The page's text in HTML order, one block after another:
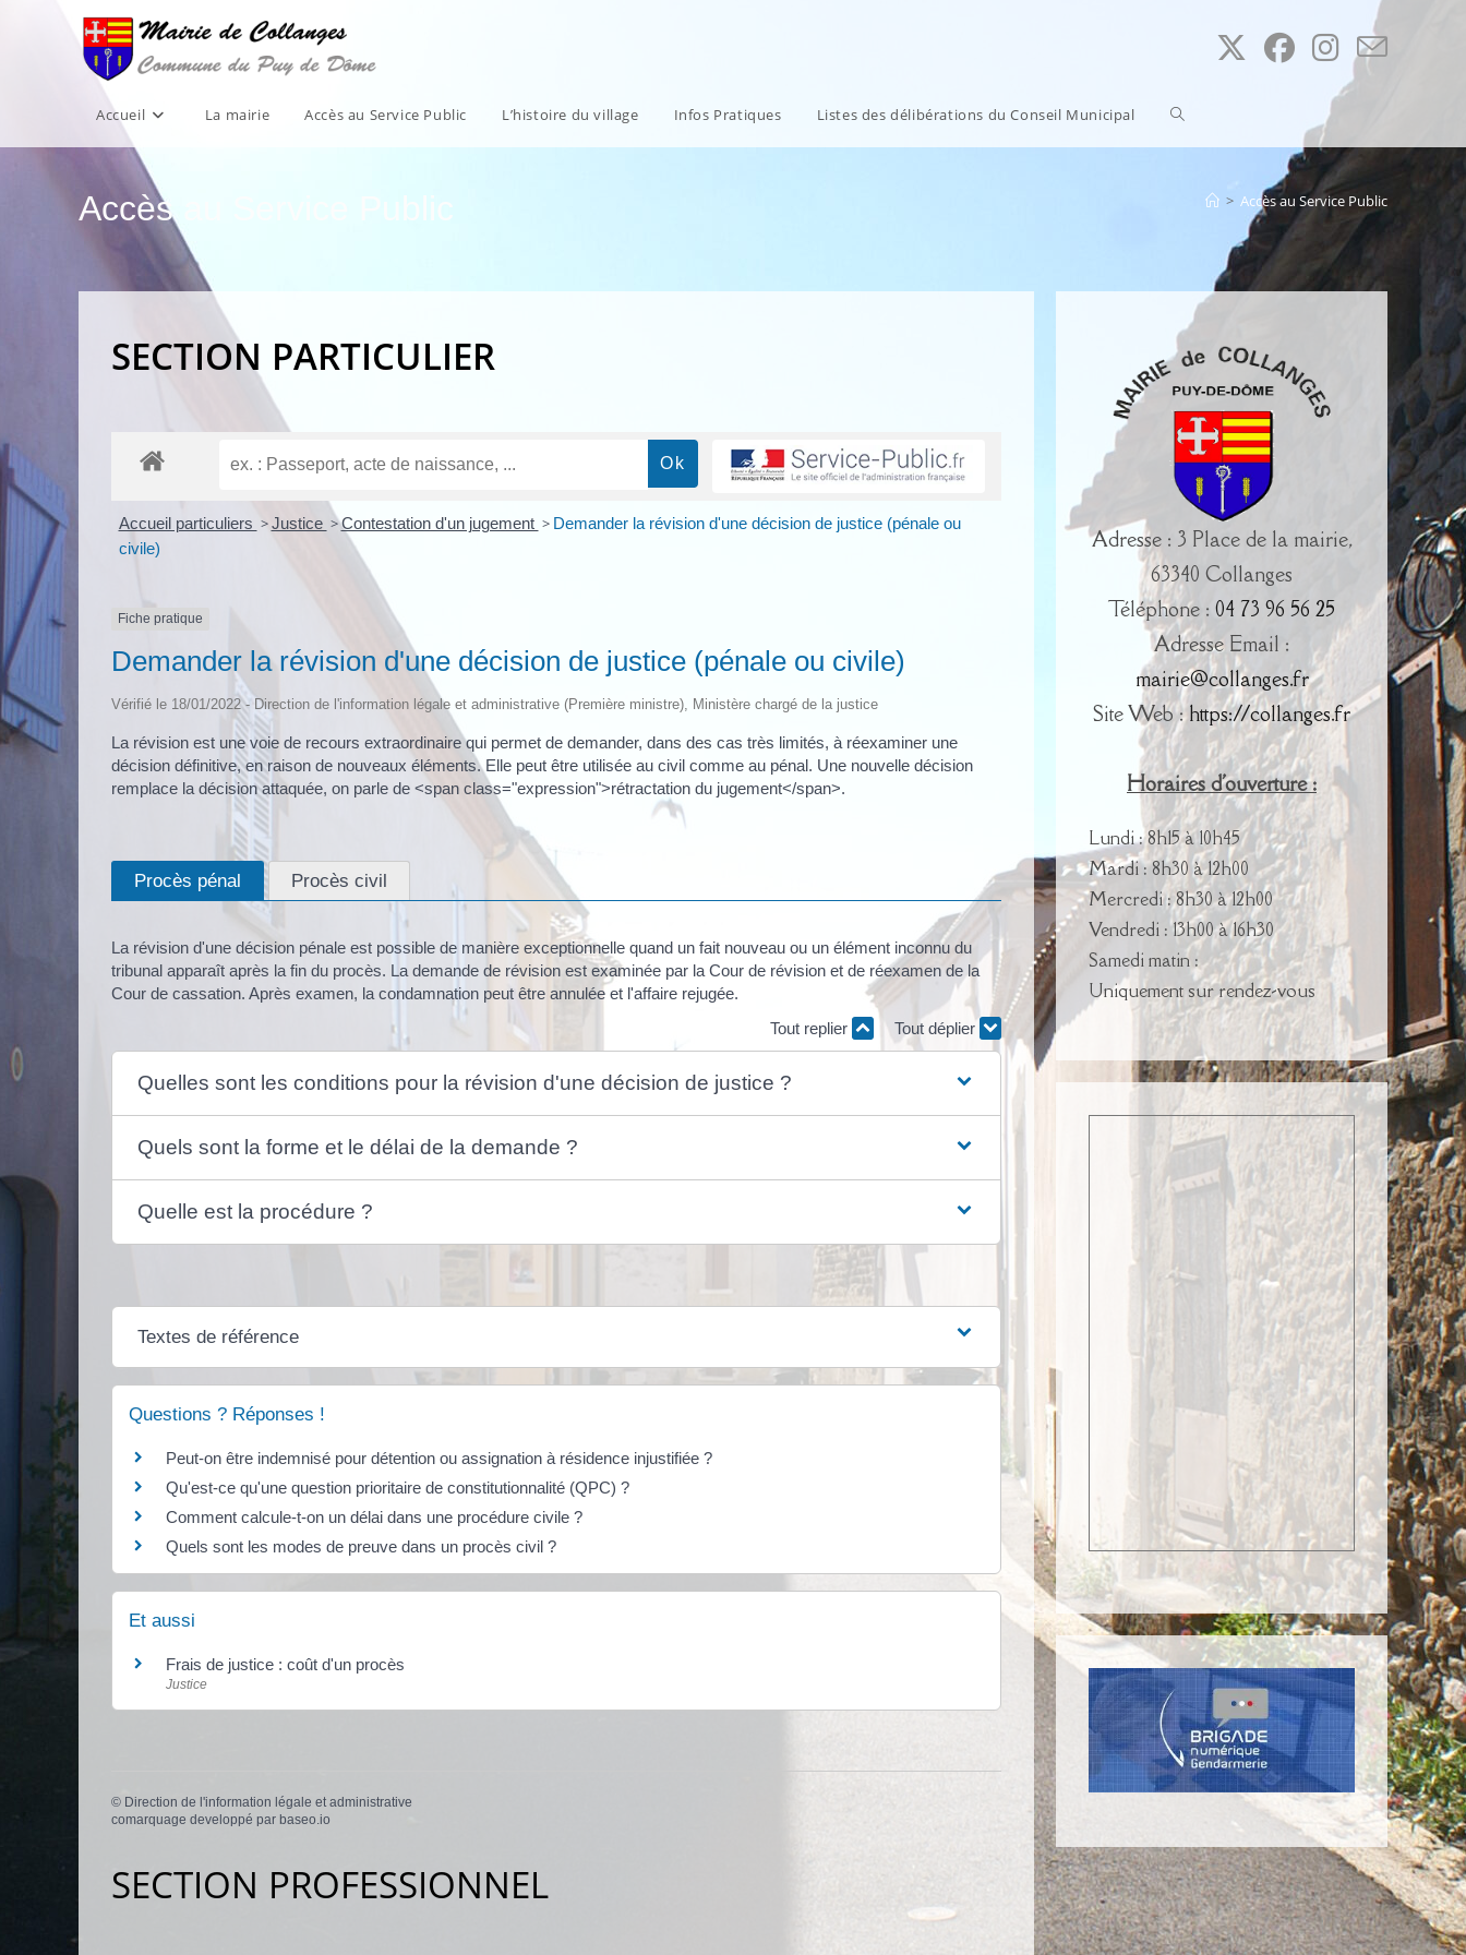
Accueil La mairie Accès au Service Public L’histoire du village Infos Pratiques Listes des délibérations du Conseil Municipal Toggle
Accès au Service Public > Accès au Service Public
SECTION PARTICULIER
Accueil particuliers > Justice >Contestation d'un jugement > Demander la révision d'une décision de justice (pénale ou
civile)
Fiche pratique
Demander la révision d'une décision de justice (pénale ou civile)
Vérifié le 18/01/2022 - Direction de l'information légale et administrative (Première ministre), Ministère chargé de la justice
La révision est une voie de recours extraordinaire qui permet de demander, dans des cas très limités, à réexaminer une
décision définitive, en raison de nouveaux éléments. Elle peut être utilisée au civil comme au pénal. Une nouvelle décision
remplace la décision attaquée, on parle de <span class="expression">rétractation du jugement</span>.
Procès pénal Procès civil
La révision d'une décision pénale est possible de manière exceptionnelle quand un fait nouveau ou un élément inconnu du
tribunal apparaît après la fin du procès. La demande de révision est examinée par la Cour de révision et de réexamen de la
Cour de cassation. Après examen, la condamnation peut être annulée et l'affaire rejugée.
Tout replier
Tout déplier
Quelles sont les conditions pour la révision d'une décision de justice ?
Quels sont la forme et le délai de la demande ?
Quelle est la procédure ?
Textes de référence
Questions ? Réponses !
Peut-on être indemnisé pour détention ou assignation à résidence injustifiée ?
Qu'est-ce qu'une question prioritaire de constitutionnalité (QPC) ?
Comment calcule-t-on un délai dans une procédure civile ?
Quels sont les modes de preuve dans un procès civil ?
Et aussi
Frais de justice : coût d'un procès
Justice
© Direction de l'information légale et administrative
comarquage developpé par baseo.io
SECTION PROFESSIONNEL
Adresse : 3 Place de la mairie,
63340 Collanges
Téléphone : 04 73 96 56 25
Adresse Email :
mairie@collanges.fr
Site Web :https://collanges.fr
Horaires d'ouverture :
Lundi : 8h15 à 10h45
Mardi : 8h30 à 12h00
Mercredi : 8h30 à 12h00
Vendredi : 13h00 à 16h30
Samedi matin :
Uniquement sur rendez-vous